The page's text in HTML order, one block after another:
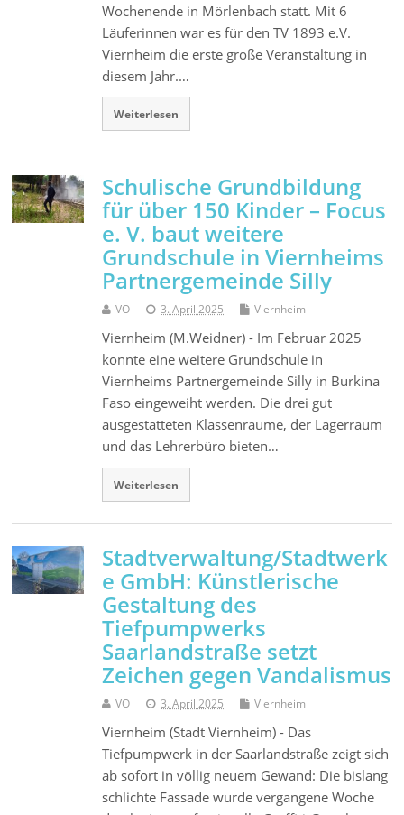
Wochenende in Mörlenbach statt. Mit 6
Läuferinnen war es für den TV 1893 e.V.
Viernheim die erste große Veranstaltung in
diesem Jahr.…
Weiterlesen
Schulische Grundbildung
für über 150 Kinder – Focus
e. V. baut weitere
Grundschule in Viernheims
Partnergemeinde Silly
VO 3. April 2025 Viernheim
Viernheim (M.Weidner) - Im Februar 2025
konnte eine weitere Grundschule in
Viernheims Partnergemeinde Silly in Burkina
Faso eingeweiht werden. Die drei gut
ausgestatteten Klassenräume, der Lagerraum
und das Lehrerbüro bieten…
Weiterlesen
Stadtverwaltung/Stadtwerk
e GmbH: Künstlerische
Gestaltung des
Tiefpumpwerks
Saarlandstraße setzt
Zeichen gegen Vandalismus
VO 3. April 2025 Viernheim
Viernheim (Stadt Viernheim) - Das
Tiefpumpwerk in der Saarlandstraße zeigt sich
ab sofort in völlig neuem Gewand: Die bislang
schlichte Fassade wurde vergangene Woche